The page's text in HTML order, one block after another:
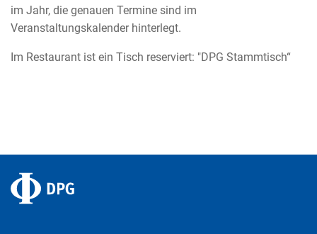
im Jahr, die genauen Termine sind im
Veranstaltungskalender hinterlegt.
Im Restaurant ist ein Tisch reserviert: "DPG Stammtisch“